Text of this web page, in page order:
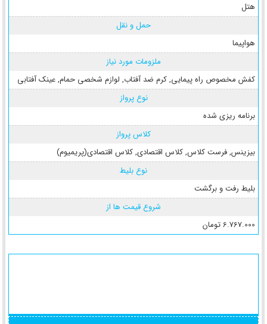
هتل
حمل و نقل
هواپیما
ملزومات مورد نیاز
کفش مخصوص راه پیمایی, کرم ضد آفتاب, لوازم شخصی حمام, عینک آفتابی
نوع پرواز
برنامه ریزی شده
کلاس پرواز
بیزینس, فرست کلاس, کلاس اقتصادی, کلاس اقتصادی(پریمیوم)
نوع بلیط
بلیط رفت و برگشت
شروع قیمت ها از
6.767.000 تومان